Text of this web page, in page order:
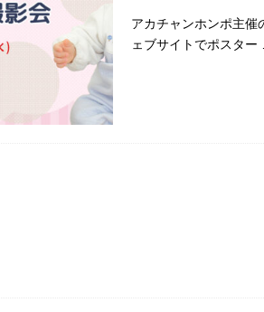
アカチャンホンポ主催
ェブサイトでポスター